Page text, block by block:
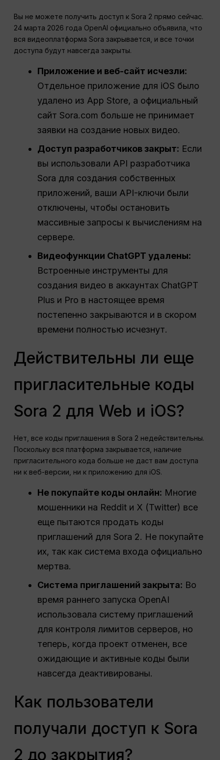
Вы не можете получить доступ к Sora 2 прямо сейчас.
24 марта 2026 года OpenAI официально объявила, что
вся видеоплатформа Sora закрывается, и все точки
доступа будут навсегда закрыты.
Приложение и веб-сайт исчезли:
Отдельное приложение для iOS было
удалено из App Store, а официальный
сайт Sora.com больше не принимает
заявки на создание новых видео.
Доступ разработчиков закрыт: Если
вы использовали API разработчика
Sora для создания собственных
приложений, ваши API-ключи были
отключены, чтобы остановить
массивные запросы к вычислениям на
сервере.
Видеофункции ChatGPT удалены:
Встроенные инструменты для
создания видео в аккаунтах ChatGPT
Plus и Pro в настоящее время
постепенно закрываются и в скором
времени полностью исчезнут.
Действительны ли еще
пригласительные коды
Sora 2 для Web и iOS?
Нет, все коды приглашения в Sora 2 недействительны.
Поскольку вся платформа закрывается, наличие
пригласительного кода больше не даст вам доступа
ни к веб-версии, ни к приложению для iOS.
Не покупайте коды онлайн: Многие
мошенники на Reddit и X (Twitter) все
еще пытаются продать коды
приглашений для Sora 2. Не покупайте
их, так как система входа официально
мертва.
Система приглашений закрыта: Во
время раннего запуска OpenAI
использовала систему приглашений
для контроля лимитов серверов, но
теперь, когда проект отменен, все
ожидающие и активные коды были
навсегда деактивированы.
Как пользователи
получали доступ к Sora
2 до закрытия?